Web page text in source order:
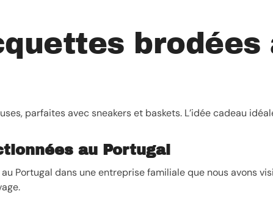
brodées
parfaites avec sneakers et baskets. L’idée cadeau
au Portugal
Portugal dans une entreprise familiale que nous avons